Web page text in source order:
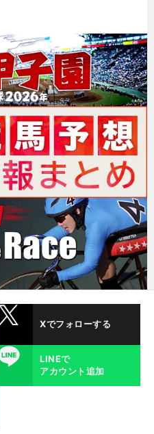
Xでフォローする
LINEで
アカウント追加